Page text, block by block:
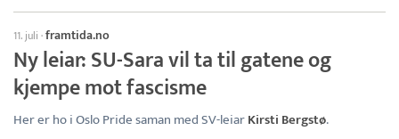
11. juli ·framtida.no
Ny leiar: SU-Sara vil ta til gatene og
kjempe mot fascisme
Her er ho i Oslo Pride saman med SV-leiarKirsti Bergstø.